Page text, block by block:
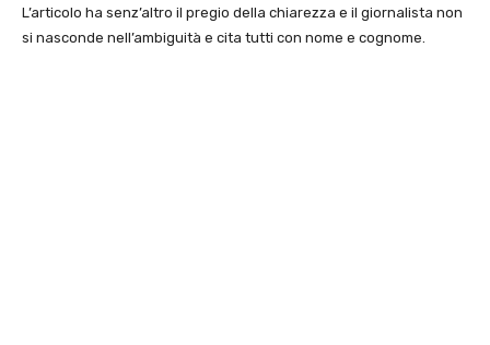
L’articolo ha senz’altro il pregio della chiarezza e il giornalista non
si nasconde nell’ambiguità e cita tutti con nome e cognome.